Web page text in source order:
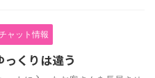
ャット情報
くりは違う